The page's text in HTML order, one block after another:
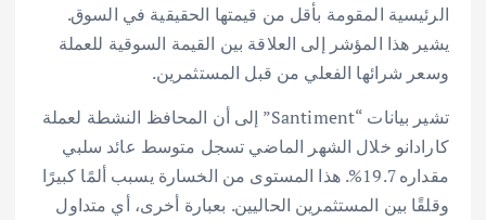
الرئيسية المقومة بأقل من قيمتها الحقيقية في السوق.
يشير هذا المؤشر إلى العلاقة بين القيمة السوقية للعملة
وسعر شرائها الفعلي من قبل المستثمرين.
تشير بيانات “Santiment” إلى أن المحافظ النشطة لعملة
كارادانو خلال الشهر الماضي تسجل متوسط عائد سلبي
مقداره 19.7%. هذا المستوى من الخسارة يسبب ألمًا كبيرًا
وقلقًا بين المستثمرين الحاليين. بعبارة أخرى، أي متداول